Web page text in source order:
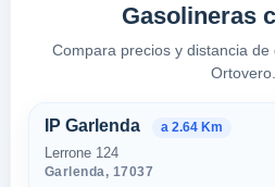
Gasolineras
Compara precios y distancia
Ortovero.
Estaciones
IP Garlenda a 2.64 Km
Lerrone 124
Garlenda, 17037